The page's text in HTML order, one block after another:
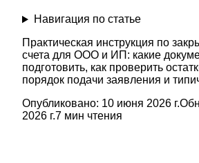
Навигация по статье
Практическая инструкция по
счета для ООО и ИП: какие
подготовить, как проверить
порядок подачи заявления и
Опубликовано: 10 июня 2026 г.
2026 г.7 мин чтения